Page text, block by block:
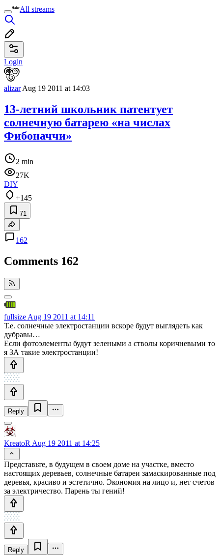
All streams
Login
alizarAug 19 2011 at 14:03
13-летний школьник патентует
солнечную батарею «на числах
Фибоначчи»
2 min
27K
DIY
+145
71
162
Comments 162
fullsize Aug 19 2011 at 14:11
Т.е. солнечные электростанции вскоре будут выглядеть как
дубравы…
Если фотоэлементы будут зелеными а стволы коричневыми то
я ЗА такие электростанции!
Reply
KreatoR Aug 19 2011 at 14:25
Представьте, в будущем в своем доме на участке, вместо
настоящих деревьев, солнечные батареи замаскированные под
деревья, красиво и эстетично. Экономия на лицо и, нет счетов
за электричество. Парень ты гений!
Reply